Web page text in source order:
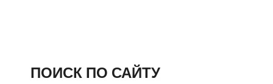
ПОИСК ПО САЙТУ